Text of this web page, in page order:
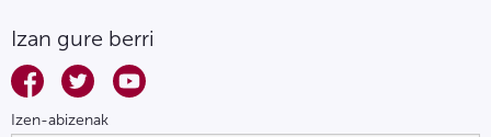
Izan gure berri
Izen-abizenak